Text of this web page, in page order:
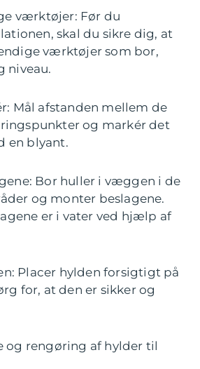
værktøjer: Før du
skal du sikre dig, at
værktøjer som bor,
niveau.
Mål afstanden mellem de
og markér det
en blyant.
Bor huller i væggen i de
og monter beslagene.
er i vater ved hjælp af
Placer hylden forsigtigt på
for, at den er sikker og
og rengøring af hylder til